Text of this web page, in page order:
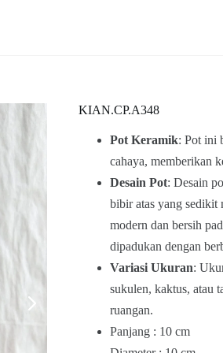
KIAN.CP.A348
Pot Keramik: Pot ini
cahaya, memberikan
Desain Pot: Desain
bibir atas yang sedikit
modern dan bersih
dipadukan dengan
Variasi Ukuran:
sukulen, kaktus, atau
ruangan.
Panjang : 10 cm